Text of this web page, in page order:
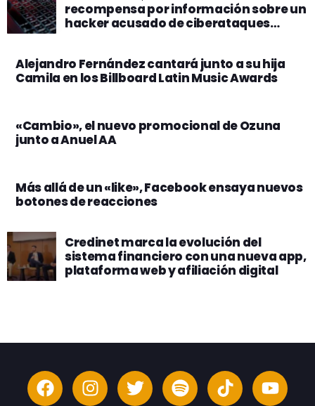
recompensa por información sobre un
hacker acusado de ciberataques
Alejandro Fernández cantará junto a su hija
Camila en los Billboard Latin Music Awards
«Cambio», el nuevo promocional de Ozuna
junto a Anuel AA
Más allá de un «like», Facebook ensaya nuevos
botones de reacciones
Credinet marca la evolución del
sistema financiero con una nueva app,
plataforma web y afiliación digital